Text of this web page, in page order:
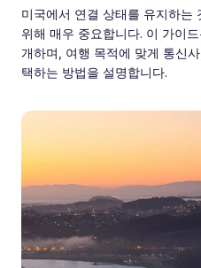
미국에서 연결 상태를 유지하는
위해 매우 중요합니다. 이 가이
개하며, 여행 목적에 맞게 통신
택하는 방법을 설명합니다.